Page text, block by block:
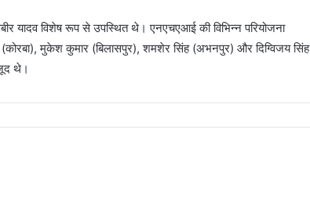
यादव विशेष रूप से उपस्थित थे। एनएचएआई की विभिन्न परियोजना
(कोरबा), मुकेश कुमार (बिलासपुर), शमशेर सिंह (अभनपुर) और दिग्विजय सिंह
थे।